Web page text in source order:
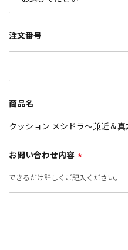
注文番号
商品名
クッション メシドラ～兼近＆
お問い合わせ内容 *
できるだけ詳しくご記入ください。